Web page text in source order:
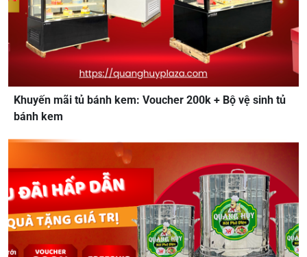
Khuyến mãi tủ bánh kem: Voucher 200k + Bộ vệ sinh tủ
bánh kem